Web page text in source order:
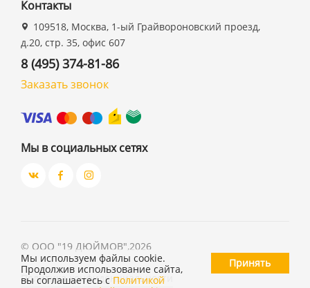
Контакты
109518, Москва, 1-ый Грайвороновский проезд,
д.20, стр. 35, офис 607
8 (495) 374-81-86
Заказать звонок
Мы в социальных сетях
© ООО "19 ДЮЙМОВ",2026
Политика конфиденциальности
Мы используем файлы cookie.
Продолжив использование сайта,
вы соглашаетесь с Политикой
Принять